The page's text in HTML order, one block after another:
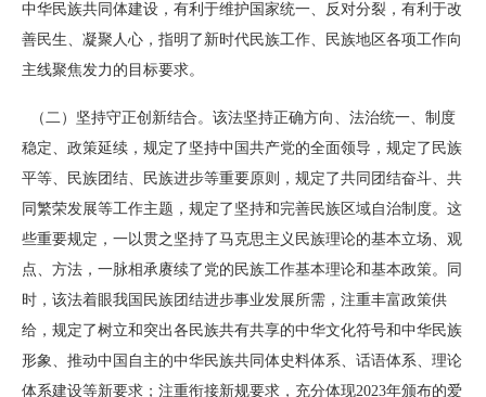
中华民族共同体建设，有利于维护国家统一、反对分裂，有利于改
善民生、凝聚人心，指明了新时代民族工作、民族地区各项工作向
主线聚焦发力的目标要求。
（二）坚持守正创新结合。该法坚持正确方向、法治统一、制度
稳定、政策延续，规定了坚持中国共产党的全面领导，规定了民族
平等、民族团结、民族进步等重要原则，规定了共同团结奋斗、共
同繁荣发展等工作主题，规定了坚持和完善民族区域自治制度。这
些重要规定，一以贯之坚持了马克思主义民族理论的基本立场、观
点、方法，一脉相承赓续了党的民族工作基本理论和基本政策。同
时，该法着眼我国民族团结进步事业发展所需，注重丰富政策供
给，规定了树立和突出各民族共有共享的中华文化符号和中华民族
形象、推动中国自主的中华民族共同体史料体系、话语体系、理论
体系建设等新要求；注重衔接新规要求，充分体现2023年颁布的爱